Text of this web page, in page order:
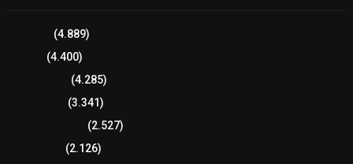
(4.889)
(4.400)
(4.285)
(3.341)
(2.527)
(2.126)